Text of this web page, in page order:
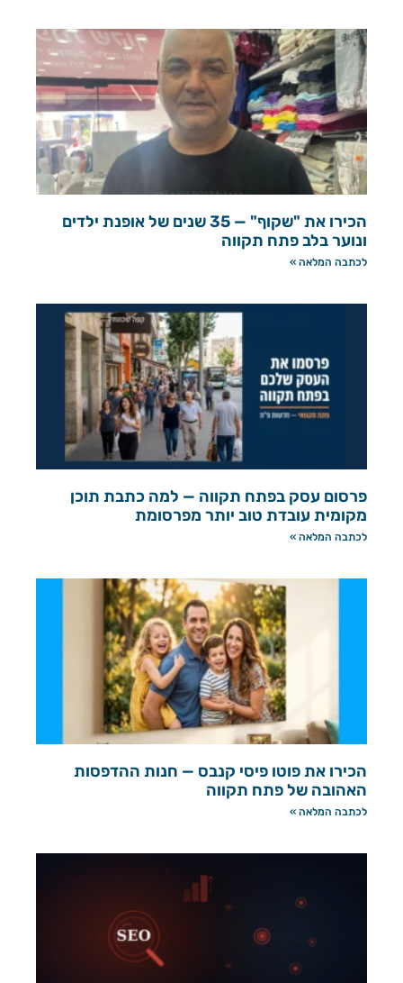
הכירו את "שקוף" — 35 שנים של אופנת ילדים
ונוער בלב פתח תקווה
לכתבה המלאה »
פרסום עסק בפתח תקווה — למה כתבת תוכן
מקומית עובדת טוב יותר מפרסומת
לכתבה המלאה »
הכירו את פוטו פיסי קנבס — חנות ההדפסות
האהובה של פתח תקווה
לכתבה המלאה »